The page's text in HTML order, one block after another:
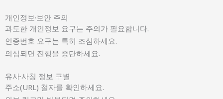
개인정보·보안 주의
과도한 개인정보 요구는 주의가 필요합니다.
인증번호 요구는 특히 조심하세요.
의심되면 진행을 중단하세요.
유사·사칭 정보 구별
주소(URL) 철자를 확인하세요.